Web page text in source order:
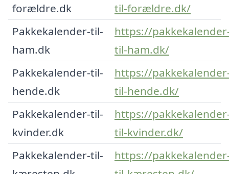
forældre.dk
til-forældre.dk/
Pakkekalender-til-
ham.dk
https://
til-ham.dk/
Pakkekalender-til-
hende.dk
https://
til-hende.dk/
Pakkekalender-til-
kvinder.dk
https://
til-kvinder.dk/
Pakkekalender-til-
https://